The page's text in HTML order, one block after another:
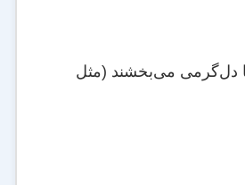
دل‌گرمی می‌بخشند (مثل